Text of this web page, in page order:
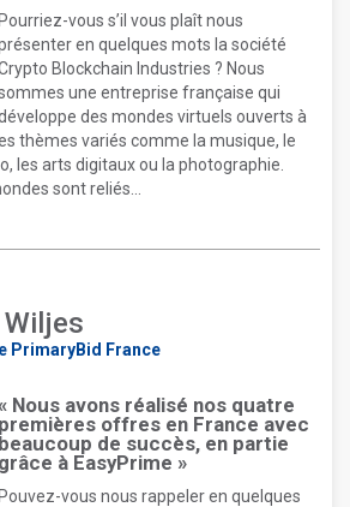
Pourriez-vous s’il vous plaît nous
en quelques mots la société
Blockchain Industries ? Nous
une entreprise française qui
des mondes virtuels ouverts à
thèmes variés comme la musique, le
les arts digitaux ou la photographie.
sont reliés...
PrimaryBid France
Nous avons réalisé nos quatre
premières offres en France avec
beaucoup de succès, en partie
grâce à EasyPrime »
Pouvez-vous nous rappeler en quelques